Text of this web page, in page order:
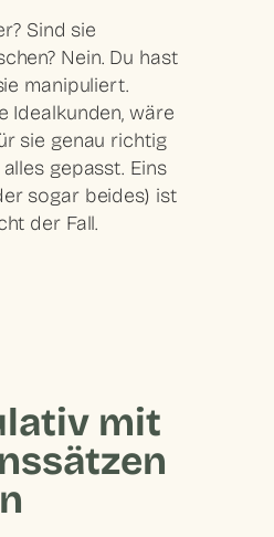
Sind sie
Nein. Du hast
manipuliert.
Idealkunden, wäre
sie genau richtig
gepasst. Eins
sogar beides) ist
der Fall.
mit